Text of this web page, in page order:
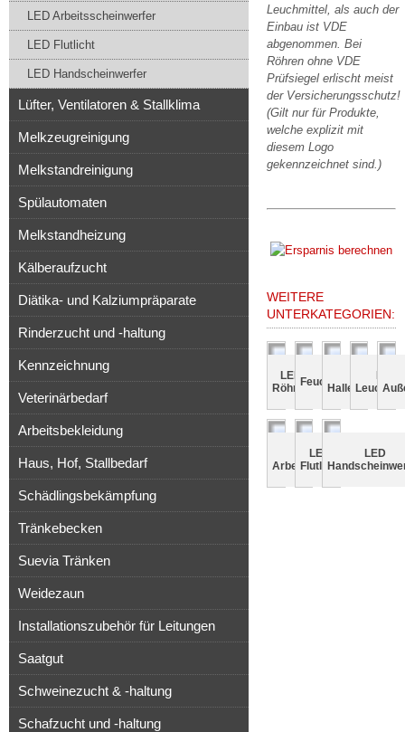
Leuchmittel, als auch der
Einbau ist VDE
abgenommen. Bei
Röhren ohne VDE
Prüfsiegel erlischt meist
der Versicherungsschutz!
(Gilt nur für Produkte,
welche explizit mit
diesem Logo
gekennzeichnet sind.)
WEITERE
UNTERKATEGORIEN:
LED
Röhren
Hallenstrahler
LED
Arbeitsscheinwerfer
LED
Flutlicht
LED
LED Arbeitsscheinwerfer
LED Flutlicht
LED Handscheinwerfer
Lüfter, Ventilatoren & Stallklima
Melkzeugreinigung
Melkstandreinigung
Spülautomaten
Melkstandheizung
Kälberaufzucht
Diätika- und Kalziumpräparate
Rinderzucht und -haltung
Kennzeichnung
Veterinärbedarf
Arbeitsbekleidung
Haus, Hof, Stallbedarf
Schädlingsbekämpfung
Tränkebecken
Suevia Tränken
Weidezaun
Installationszubehör für Leitungen
Saatgut
Schweinezucht & -haltung
Schafzucht und -haltung